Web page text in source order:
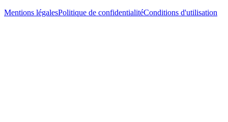
Mentions légalesPolitique de confidentialitéConditions d'utilisation